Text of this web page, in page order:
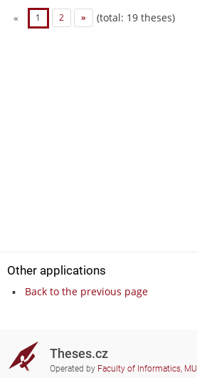
« 1 2 » (total: 19 theses)
Other applications
Back to the previous page
Theses.cz
Operated by Faculty of Informatics, MU